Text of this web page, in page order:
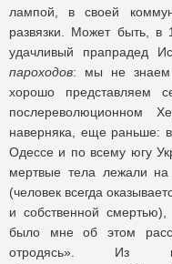
лампой, в своей
развязки. Может быть, в
удачливый прапрадед
пароходов: мы не знаем
хорошо представляем
послереволюционном
наверняка, еще раньше:
Одессе и по всему югу
мертвые тела лежали
(человек всегда
и собственной
было мне об этом
отродясь». Из